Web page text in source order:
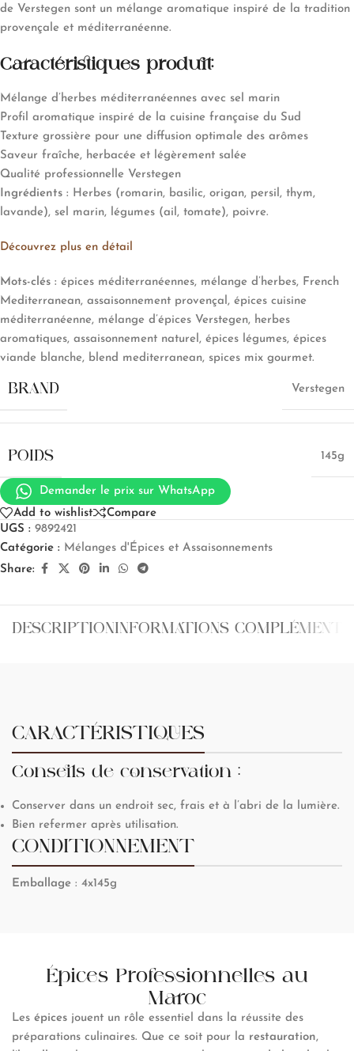
de Verstegen sont un mélange aromatique inspiré de la tradition
provençale et méditerranéenne.
Caractéristiques produit:
Mélange d’herbes méditerranéennes avec sel marin
Profil aromatique inspiré de la cuisine française du Sud
Texture grossière pour une diffusion optimale des arômes
Saveur fraîche, herbacée et légèrement salée
Qualité professionnelle Verstegen
Ingrédients : Herbes (romarin, basilic, origan, persil, thym,
lavande), sel marin, légumes (ail, tomate), poivre.
Découvrez plus en détail
Mots-clés : épices méditerranéennes, mélange d’herbes, French
Mediterranean, assaisonnement provençal, épices cuisine
méditerranéenne, mélange d’épices Verstegen, herbes
aromatiques, assaisonnement naturel, épices légumes, épices
viande blanche, blend mediterranean, spices mix gourmet.
BRAND Verstegen
POIDS 145g
Demander le prix sur WhatsApp
Add to wishlist
Compare
UGS : 9892421
Catégorie : Mélanges d'Épices et Assaisonnements
Share:
DESCRIPTIONINFORMATIONS
CARACTÉRISTIQUES
Conseils de conservation :
Conserver dans un endroit sec, frais et à l’abri de la lumière.
Bien refermer après utilisation.
CONDITIONNEMENT
Emballage : 4x145g
Épices Professionnelles au
Maroc
Les épices jouent un rôle essentiel dans la réussite des
préparations culinaires. Que ce soit pour la restauration,